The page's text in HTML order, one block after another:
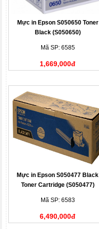
Mực in Epson S050650 Toner
Black (S050650)
Mã SP: 6585
1,669,000đ
Mực in Epson S050477 Black
Toner Cartridge (S050477)
Mã SP: 6583
6,490,000đ